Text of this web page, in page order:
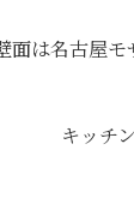
面は名古屋モ
キッチ